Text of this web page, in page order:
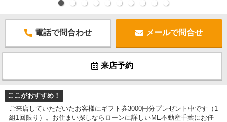
電話で問合わせ メールで問合せ
来店予約
ここがおすすめ！
ご来店していただいたお客様にギフト券3000円分プレゼント中です（1
組1回限り）。お住まい探しならローンに詳しいME不動産千葉にお任